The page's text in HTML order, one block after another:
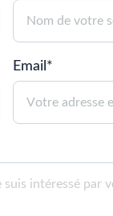
Email*